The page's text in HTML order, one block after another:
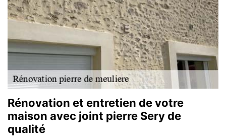
Rénovation et entretien de votre
maison avec joint pierre Sery de
qualité